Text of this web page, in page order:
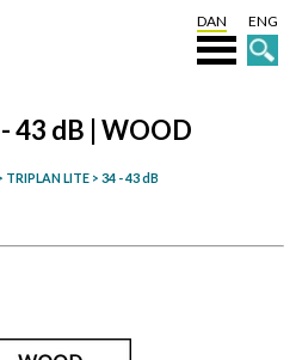
DAN ENG
43 dB | WOOD
TRIPLAN LITE > 34 - 43 dB